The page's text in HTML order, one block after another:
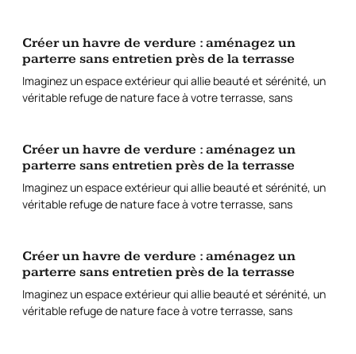
Créer un havre de verdure : aménagez un
parterre sans entretien près de la terrasse
Imaginez un espace extérieur qui allie beauté et sérénité, un
véritable refuge de nature face à votre terrasse, sans
Créer un havre de verdure : aménagez un
parterre sans entretien près de la terrasse
Imaginez un espace extérieur qui allie beauté et sérénité, un
véritable refuge de nature face à votre terrasse, sans
Créer un havre de verdure : aménagez un
parterre sans entretien près de la terrasse
Imaginez un espace extérieur qui allie beauté et sérénité, un
véritable refuge de nature face à votre terrasse, sans